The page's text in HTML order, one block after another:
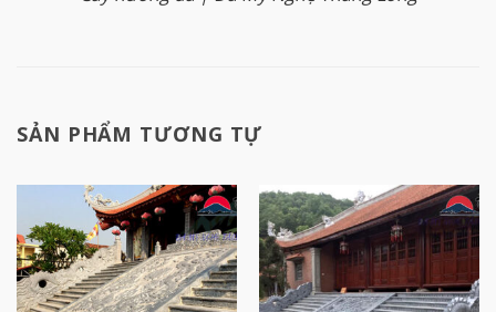
SẢN PHẨM TƯƠNG TỰ